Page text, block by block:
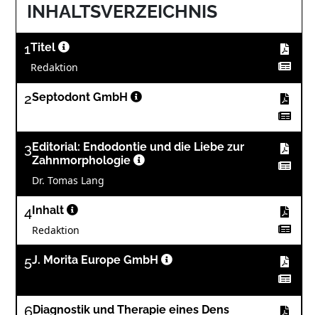
INHALTSVERZEICHNIS
1Titel
Redaktion
2Septodont GmbH
3 Editorial: Endodontie und die Liebe zur
Zahnmorphologie
Dr. Tomas Lang
4 Inhalt
Redaktion
5J. Morita Europe GmbH
Diagnostik und Therapie eines Dens